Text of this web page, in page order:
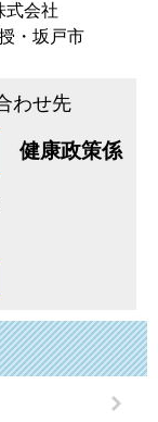
式会社
・坂戸市
わせ先
健康政策係